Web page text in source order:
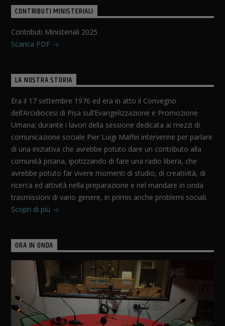
CONTRIBUTI MINISTERIALI
Contributi Ministeriali 2025
Scarica PDF
LA NOSTRA STORIA
Era il 17 settembre 1976 ed era in atto il Convegno
dell’Arcidiocesi di Pisa sull’Evangelizzazione e Promozione
Umana; durante i lavori della sessione dedicata ai mezzi di
comunicazione sociale Pier Luigi Maffei intervenne per parlare
di una iniziativa che avrebbe potuto dare un contributo alla
comunità pisana, ipotizzando di fare una radio libera, che
avrebbe potuto far vivere momenti di studio, di creatività, di
ricerca ed attività nella preparazione e nel mandare in onda
trasmissioni di vario genere, in primis anche problemi sociali.
Scopri di più
ORA IN ONDA